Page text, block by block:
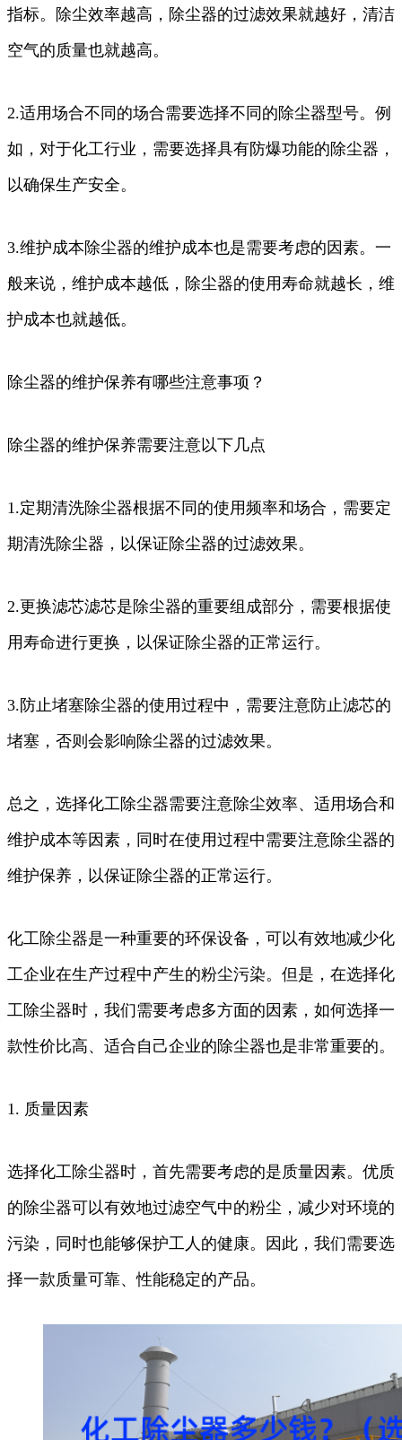
指标。除尘效率越高，除尘器的过滤效果就越好，清洁
空气的质量也就越高。
2.适用场合不同的场合需要选择不同的除尘器型号。例
如，对于化工行业，需要选择具有防爆功能的除尘器，
以确保生产安全。
3.维护成本除尘器的维护成本也是需要考虑的因素。一
般来说，维护成本越低，除尘器的使用寿命就越长，维
护成本也就越低。
除尘器的维护保养有哪些注意事项？
除尘器的维护保养需要注意以下几点
1.定期清洗除尘器根据不同的使用频率和场合，需要定
期清洗除尘器，以保证除尘器的过滤效果。
2.更换滤芯滤芯是除尘器的重要组成部分，需要根据使
用寿命进行更换，以保证除尘器的正常运行。
3.防止堵塞除尘器的使用过程中，需要注意防止滤芯的
堵塞，否则会影响除尘器的过滤效果。
总之，选择化工除尘器需要注意除尘效率、适用场合和
维护成本等因素，同时在使用过程中需要注意除尘器的
维护保养，以保证除尘器的正常运行。
化工除尘器是一种重要的环保设备，可以有效地减少化
工企业在生产过程中产生的粉尘污染。但是，在选择化
工除尘器时，我们需要考虑多方面的因素，如何选择一
款性价比高、适合自己企业的除尘器也是非常重要的。
1. 质量因素
选择化工除尘器时，首先需要考虑的是质量因素。优质
的除尘器可以有效地过滤空气中的粉尘，减少对环境的
污染，同时也能够保护工人的健康。因此，我们需要选
择一款质量可靠、性能稳定的产品。